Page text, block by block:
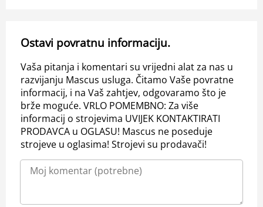
Ostavi povratnu informaciju.
Vaša pitanja i komentari su vrijedni alat za nas u
razvijanju Mascus usluga. Čitamo Vaše povratne
informacij, i na Vaš zahtjev, odgovaramo što je
brže moguće. VRLO POMEMBNO: Za više
informacij o strojevima UVIJEK KONTAKTIRATI
PRODAVCA u OGLASU! Mascus ne poseduje
strojeve u oglasima! Strojevi su prodavači!